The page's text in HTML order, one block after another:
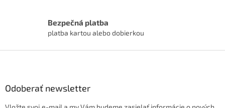
Bezpečná platba
platba kartou alebo dobierkou
Odoberať newsletter